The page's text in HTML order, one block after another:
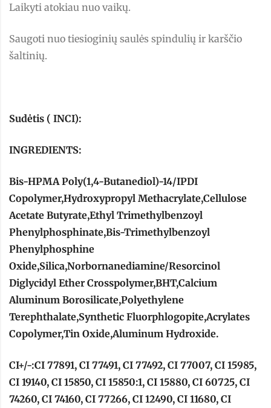
Laikyti atokiau nuo vaikų.
Saugoti nuo tiesioginių saulės spindulių ir karščio
šaltinių.
Sudėtis ( INCI):
INGREDIENTS:
Bis-HPMA Poly(1,4-Butanediol)-14/IPDI
Copolymer,Hydroxypropyl Methacrylate,Cellulose
Acetate Butyrate,Ethyl Trimethylbenzoyl
Phenylphosphinate,Bis-Trimethylbenzoyl
Phenylphosphine
Oxide,Silica,Norbornanediamine/Resorcinol
Diglycidyl Ether Crosspolymer,BHT,Calcium
Aluminum Borosilicate,Polyethylene
Terephthalate,Synthetic Fluorphlogopite,Acrylates
Copolymer,Tin Oxide,Aluminum Hydroxide.
CI+/-:CI 77891, CI 77491, CI 77492, CI 77007, CI 15985,
CI 19140, CI 15850, CI 15850:1, CI 15880, CI 60725, CI
74260, CI 74160, CI 77266, CI 12490, CI 11680, CI